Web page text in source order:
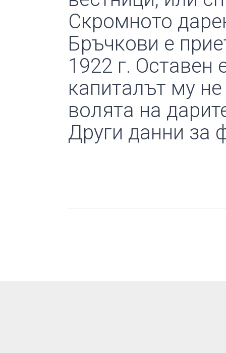
Скромното
Бръчкови е
1922 г. Оставен
капиталът му
волята на
Други данни за